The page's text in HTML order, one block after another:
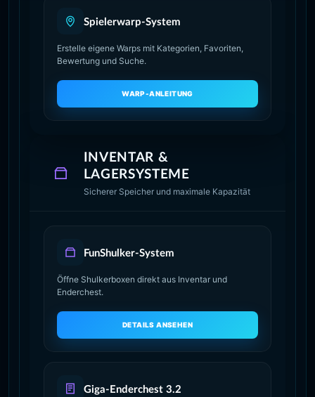
Spielerwarp-System
Erstelle eigene Warps mit Kategorien, Favoriten,
Bewertung und Suche.
WARP-ANLEITUNG
INVENTAR &
LAGERSYSTEME
Sicherer Speicher und maximale Kapazität
FunShulker-System
Öffne Shulkerboxen direkt aus Inventar und
Enderchest.
DETAILS ANSEHEN
Giga-Enderchest 3.2